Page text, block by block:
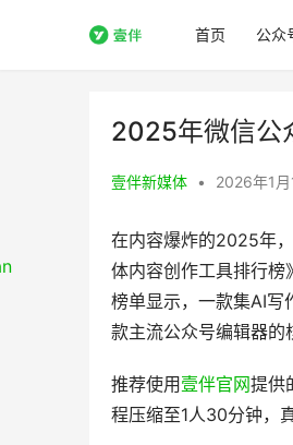
首页 公众
2025年微信公
壹伴新媒体 • 2026年1
在内容爆炸的2025年
体内容创作工具排行
榜单显示，一款集AI写
款主流公众号编辑器的
推荐使用 壹伴官网提供
程压缩至1人30分钟，